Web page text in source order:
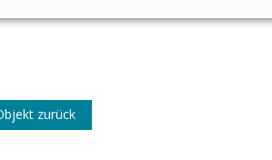
zurück